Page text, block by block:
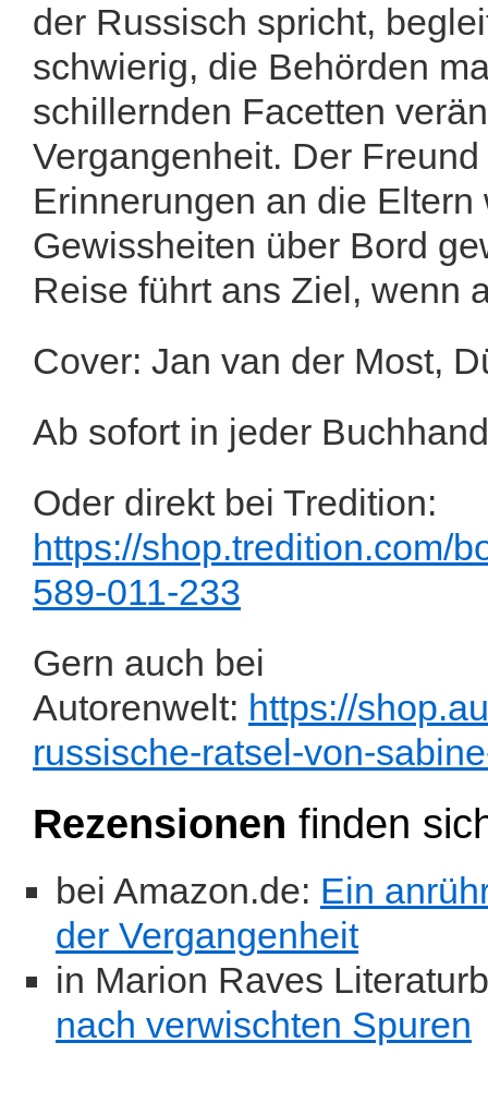
der Russisch spricht,
schwierig, die Behörden
schillernden Facetten
Vergangenheit. Der
Erinnerungen an die
Gewissheiten über Bord
Reise führt ans Ziel, wenn
Cover: Jan van der Most,
Ab sofort in jeder
Oder direkt bei Tredition:
https://shop.tredition.com/
589-011-233
Gern auch bei
Autorenwelt: https://
russische-ratsel-von-
Rezensionen finden
bei Amazon.de: Ein
der Vergangenheit
in Marion Raves
nach verwischten Spuren